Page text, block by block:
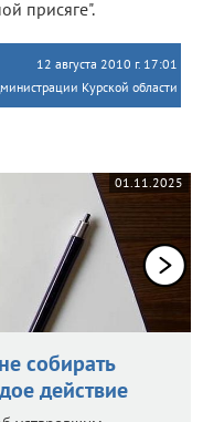
присяге".
12 августа 2010 г. 17:01
Курской области
01.11.2025
собирать
действие